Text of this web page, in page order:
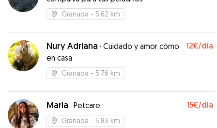
porque era su primera noche fuera de casa y no
quería comer. Ni un pero que poner.
Granada - 5.62 km
Nury Adriana · Cuidado y amor cómo
en casa
12€/día
Granada - 5.76 km
Maria · Petcare 15€/día
Granada - 5.83 km